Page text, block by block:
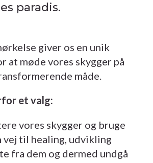
paradis.
giver os en unik
at møde vores skygger på
måde.
et valg:
vores skygger og bruge
vej til healing, udvikling
fra dem og dermed undgå